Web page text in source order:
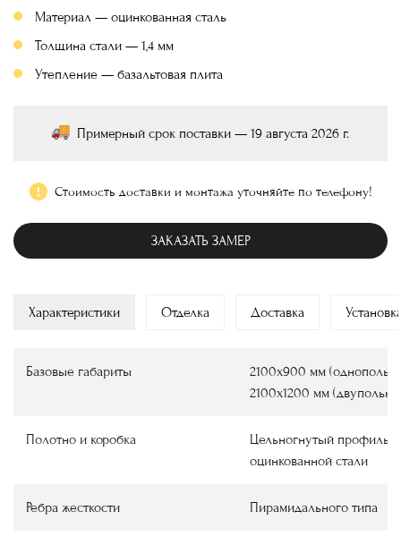
Материал — оцинкованная сталь
Толщина стали — 1,4 мм
Утепление — базальтовая плита
Примерный срок поставки — 19 августа 2026 г.
Стоимость доставки и монтажа уточняйте по телефону!
ЗАКАЗАТЬ ЗАМЕР
Характеристики Отделка Доставка
Базовые габариты
2100х900 мм
2100х1200 мм
Полотно и коробка
Цельногнутый профиль
оцинкованной стали
Ребра жесткости Пирамидального типа